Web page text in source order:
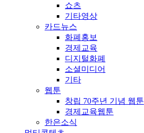
쇼츠
기타영상
카드뉴스
화폐홍보
경제교육
디지털화폐
소셜미디어
기타
웹툰
창립 70주년 기념 웹툰
경제교육웹툰
한은소식